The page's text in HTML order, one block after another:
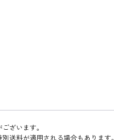
ざいます。
送料が適用される場合もあります。